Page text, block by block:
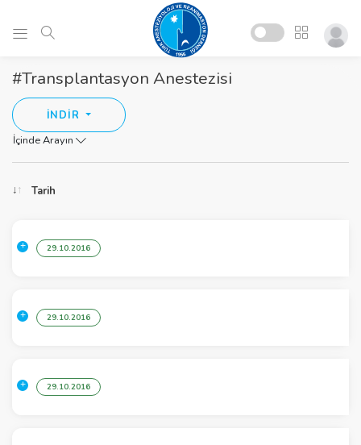
#Transplantasyon Anestezisi
İNDİR
İçinde Arayın
Tarih
29.10.2016
29.10.2016
29.10.2016